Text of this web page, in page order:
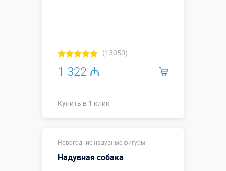
(13050)
1 322 ₼
Купить в 1 клик
Больше деталей →
Смотреть видео
Новогодние надувные фигуры
Надувная собака